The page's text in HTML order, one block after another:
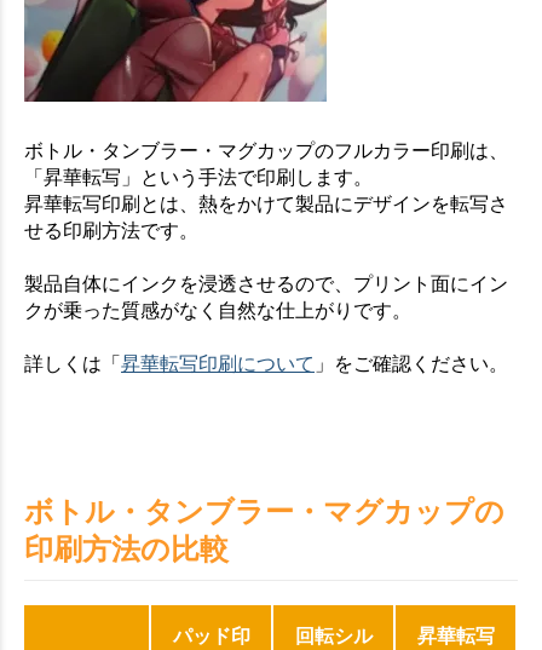
ボトル・タンブラー・マグカップのフルカラー印刷は、
「昇華転写」という手法で印刷します。
昇華転写印刷とは、熱をかけて製品にデザインを転写さ
せる印刷方法です。
製品自体にインクを浸透させるので、プリント面にイン
クが乗った質感がなく自然な仕上がりです。
詳しくは「 昇華転写印刷について 」をご確認ください。
ボトル・タンブラー・マグカップの
印刷方法の比較
パッド印
回転シル
昇華転写